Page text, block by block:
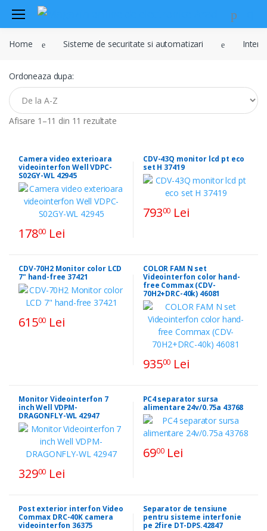
Audio
Sisteme de securitate si
Instrumente muzicale
Electrice , surse de alimentare si
iluminat
Retelistica , periferice PC
Cabluri
Scule si dispozitive
Sisteme fotovoltaice
Home Sisteme de securitate si automatizari
Ordoneaza dupa:
Afisare 1–11 din 11 rezultate
Camera video exterioara
videointerfon Well VDPC-
S02GY-WL 42945
17800 Lei
CDV-43Q monitor lcd pt eco
set H 37419
79300 Lei
CDV-70H2 Monitor color LCD
7" hand-free 37421
61500 Lei
COLOR FAM N set
Videointerfon color hand-
free Commax (CDV-
70H2+DRC-40k) 46081
93500 Lei
Monitor Videointerfon 7
inch Well VDPM-
DRAGONFLY-WL 42947
32900 Lei
PC4 separator sursa
alimentare 24v/0.75a 43768
6900Lei
Post exterior interfon Video
Commax DRC-40K camera
videointerfon 36375
Separator de tensiune
pentru sisteme interfonie
pe 2fire DT-DPS.42847